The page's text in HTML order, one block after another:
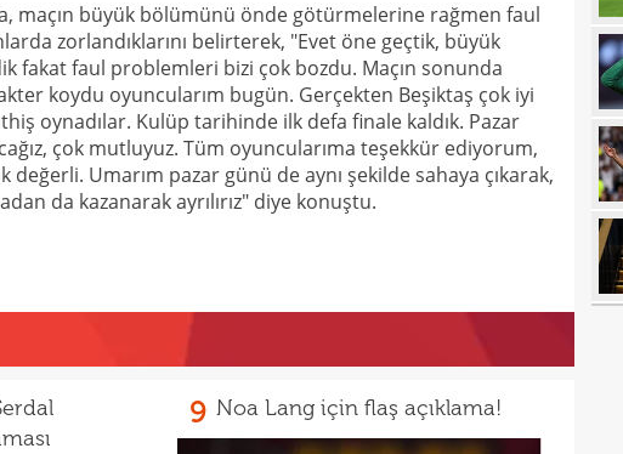
maçın büyük bölümünü önde götürmelerine rağmen faul
zorlandıklarını belirterek, "Evet öne geçtik, büyük
fakat faul problemleri bizi çok bozdu. Maçın sonunda
koydu oyuncularım bugün. Gerçekten Beşiktaş çok iyi
oynadılar. Kulüp tarihinde ilk defa finale kaldık. Pazar
çok mutluyuz. Tüm oyuncularıma teşekkür ediyorum,
Umarım pazar günü de aynı şekilde sahaya çıkarak,
da kazanarak ayrılırız" diye konuştu.
9 Noa Lang için flaş açıklama!